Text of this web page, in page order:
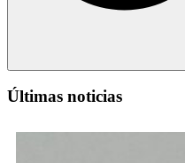
Últimas noticias